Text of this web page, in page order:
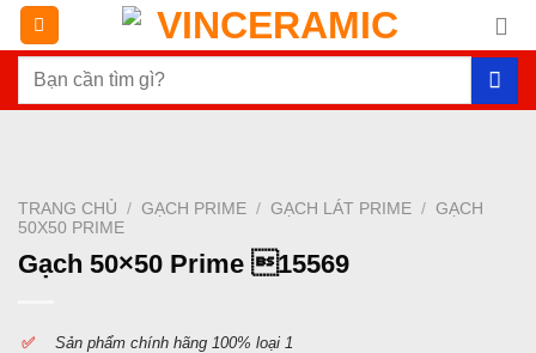
Chuyển
đến
dung
Tìm
TRANG CHỦ / GẠCH PRIME / GẠCH LÁT PRIME / GẠCH
50X50 PRIME
Gạch 50×50 Prime 15569
✅ Sản phẩm chính hãng 100% loại 1